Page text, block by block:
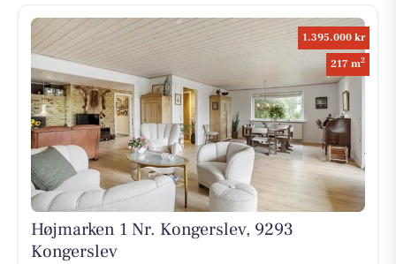
1.395.000 kr
217 m2
Højmarken 1 Nr. Kongerslev, 9293
Kongerslev